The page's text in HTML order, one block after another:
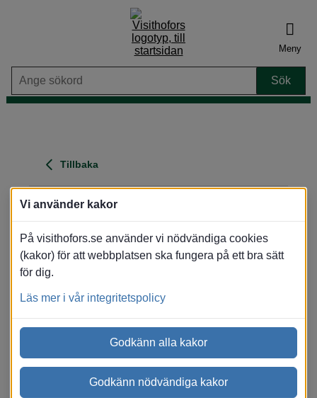
Meny
Tillbaka
Furuviks Havscamping &
gästhamn
Område: Furuvik(Skogsmiljö, Vid kusten)
Visa karta
Översikt Boka nu Bilder
Vi använder kakor
På visithofors.se använder vi nödvändiga cookies
(kakor) för att webbplatsen ska fungera på ett bra sätt
för dig.
Läs mer i vår integritetspolicy
Godkänn alla kakor
Godkänn nödvändiga kakor